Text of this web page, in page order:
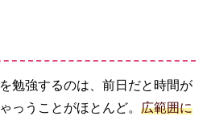
勉強するのは、前日だと時間が
っうことがほとんど。 広範囲に